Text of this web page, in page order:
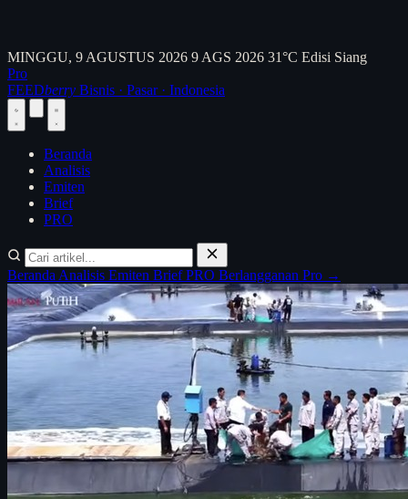
MINGGU, 9 AGUSTUS 2026 9 AGS 2026 31°C Edisi Siang
Pro
FEEDberry Bisnis · Pasar · Indonesia
Beranda
Analisis
Emiten
Brief
PRO
Beranda Analisis Emiten BriefPRO Berlangganan Pro →